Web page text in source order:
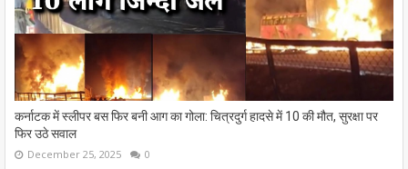
कर्नाटक में स्लीपर बस फिर बनी आग का गोला: चित्रदुर्ग हादसे में 10 की मौत, सुरक्षा पर
फिर उठे सवाल
December 25, 2025 0